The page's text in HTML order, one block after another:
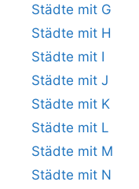
Städte mit G
Städte mit H
Städte mit I
Städte mit J
Städte mit K
Städte mit L
Städte mit M
Städte mit N